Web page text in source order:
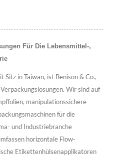
Für Die Lebensmittel-,
in Taiwan, ist Benison & Co.,
Wir sind auf
manipulationssichere
für die
und Industriebranche
horizontale Flow-
Etikettenhülsenapplikatoren